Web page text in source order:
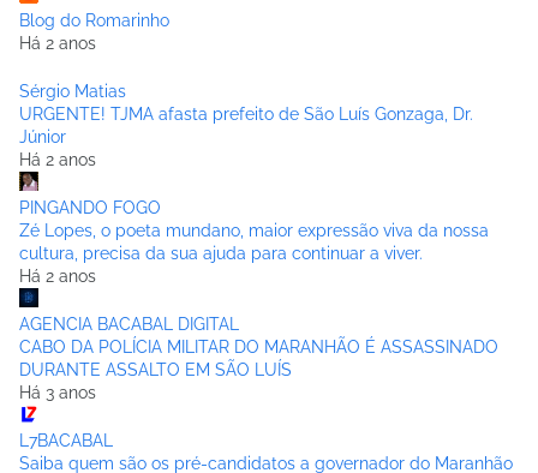
Blog do Romarinho
Há 2 anos
Sérgio Matias
URGENTE! TJMA afasta prefeito de São Luís Gonzaga, Dr.
Júnior
Há 2 anos
PINGANDO FOGO
Zé Lopes, o poeta mundano, maior expressão viva da nossa
cultura, precisa da sua ajuda para continuar a viver.
Há 2 anos
AGENCIA BACABAL DIGITAL
CABO DA POLÍCIA MILITAR DO MARANHÃO É ASSASSINADO
DURANTE ASSALTO EM SÃO LUÍS
Há 3 anos
L7BACABAL
Saiba quem são os pré-candidatos a governador do Maranhão